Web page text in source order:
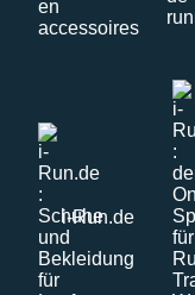
i-Run.de